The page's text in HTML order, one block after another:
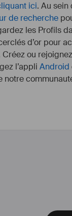
ici. Au
de recherche
les Profils
d’or pour
ou
l’appli Android